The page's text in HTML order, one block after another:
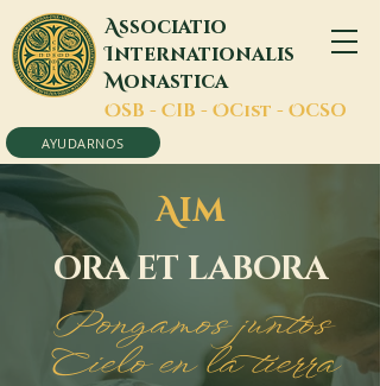
Associatio
Internationalis
Monastica
OSB - CIB - OCist - OCSO
AYUDARNOS
AIM
ORA ET LABORA
Pongamos juntos
Cielo en la tierra